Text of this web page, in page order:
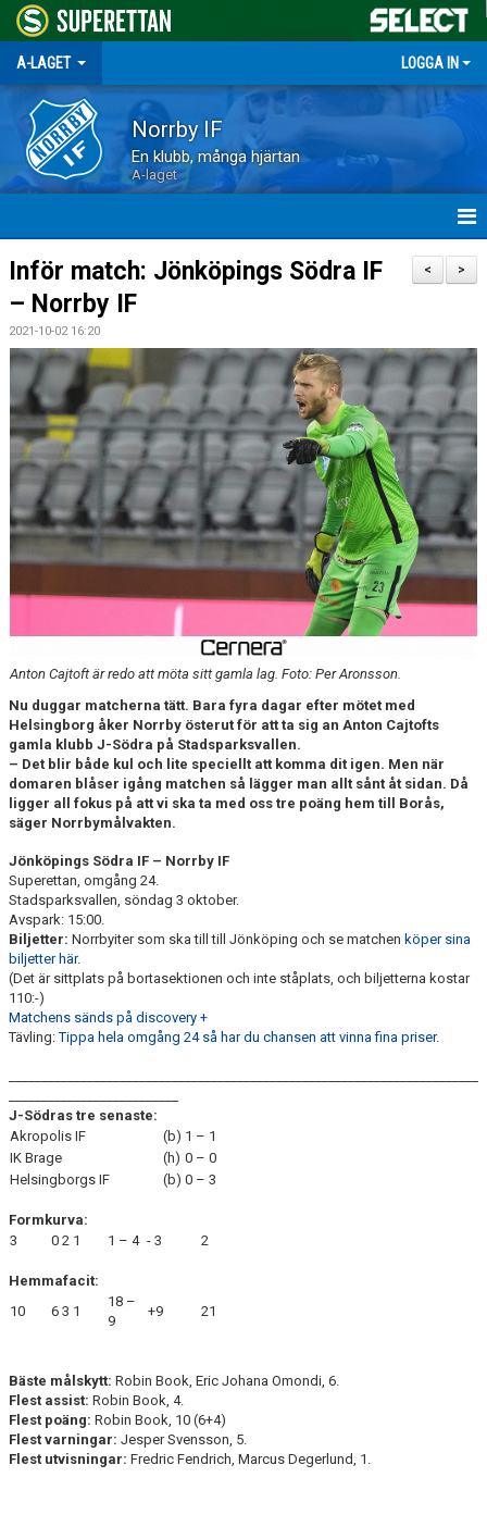
A-LAGET LOGGA IN
Norrby IF
En klubb, många hjärtan
A-laget
HEM
NYHETER
MATCHER
TRUPPEN
KALENDER
DOKUMENT
BILDARKIV
TABELL ETTAN SÖDRA 2025
>
<
Inför match: Jönköpings Södra IF
– Norrby IF
2021-10-02 16:20
Anton Cajtoft är redo att möta sitt gamla lag. Foto: Per Aronsson.
Nu duggar matcherna tätt. Bara fyra dagar efter mötet med
Helsingborg åker Norrby österut för att ta sig an Anton Cajtofts
gamla klubb J-Södra på Stadsparksvallen.
– Det blir både kul och lite speciellt att komma dit igen. Men när
domaren blåser igång matchen så lägger man allt sånt åt sidan. Då
ligger all fokus på att vi ska ta med oss tre poäng hem till Borås,
säger Norrbymålvakten.
Jönköpings Södra IF – Norrby IF
Superettan, omgång 24.
Stadsparksvallen, söndag 3 oktober.
Avspark: 15:00.
Biljetter: Norrbyiter som ska till till Jönköping och se matchen köper sina
biljetter här.
(Det är sittplats på bortasektionen och inte ståplats, och biljetterna kostar
110:-)
Matchens sänds på discovery +
Tävling:Tippa hela omgång 24 så har du chansen att vinna fina priser.
J-Södras tre senaste:
Akropolis IF
(b) 1 – 1
IK Brage
(h) 0 – 0
Helsingborgs IF
(b) 0 – 3
Formkurva:
3
0 2 1 1 – 4 - 3 2
Hemmafacit:
10
6 3 1
18 –
9
+9 21
Bäste målskytt: Robin Book, Eric Johana Omondi, 6.
Flest assist: Robin Book, 4.
Flest poäng: Robin Book, 10 (6+4)
Flest varningar: Jesper Svensson, 5.
Flest utvisningar: Fredric Fendrich, Marcus Degerlund, 1.